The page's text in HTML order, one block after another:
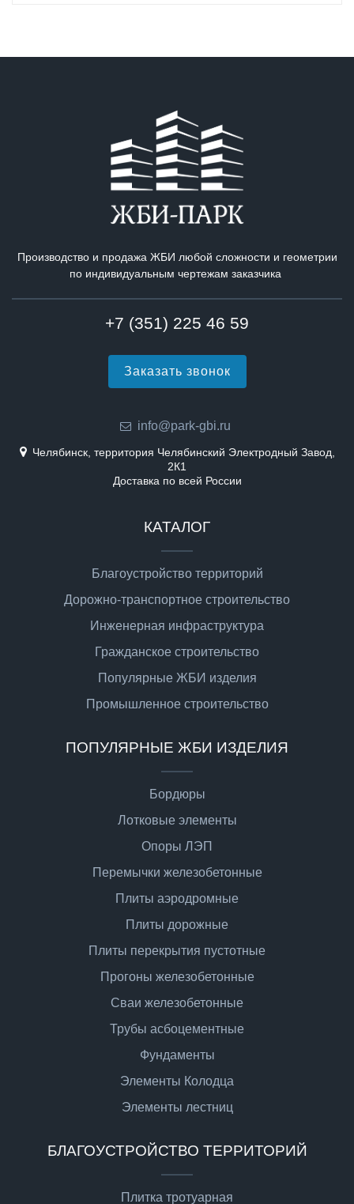
Производство и продажа ЖБИ любой сложности и геометрии
по индивидуальным чертежам заказчика
+7 (351) 225 46 59
Заказать звонок
info@park-gbi.ru
Челябинск, территория Челябинский Электродный Завод,
2К1
Доставка по всей России
КАТАЛОГ
Благоустройство территорий
Дорожно-транспортное строительство
Инженерная инфраструктура
Гражданское строительство
Популярные ЖБИ изделия
Промышленное строительство
ПОПУЛЯРНЫЕ ЖБИ ИЗДЕЛИЯ
Бордюры
Лотковые элементы
Опоры ЛЭП
Перемычки железобетонные
Плиты аэродромные
Плиты дорожные
Плиты перекрытия пустотные
Прогоны железобетонные
Сваи железобетонные
Трубы асбоцементные
Фундаменты
Элементы Колодца
Элементы лестниц
БЛАГОУСТРОЙСТВО ТЕРРИТОРИЙ
Плитка тротуарная